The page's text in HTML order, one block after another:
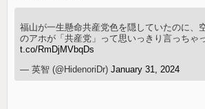
福山が一生懸命共産党色を隠していたのに、
のアホが「共産党」って思いっきり言っちゃ
t.co/RmDjMVbqDs
— 英智 (@HidenoriDr)January 31, 2024